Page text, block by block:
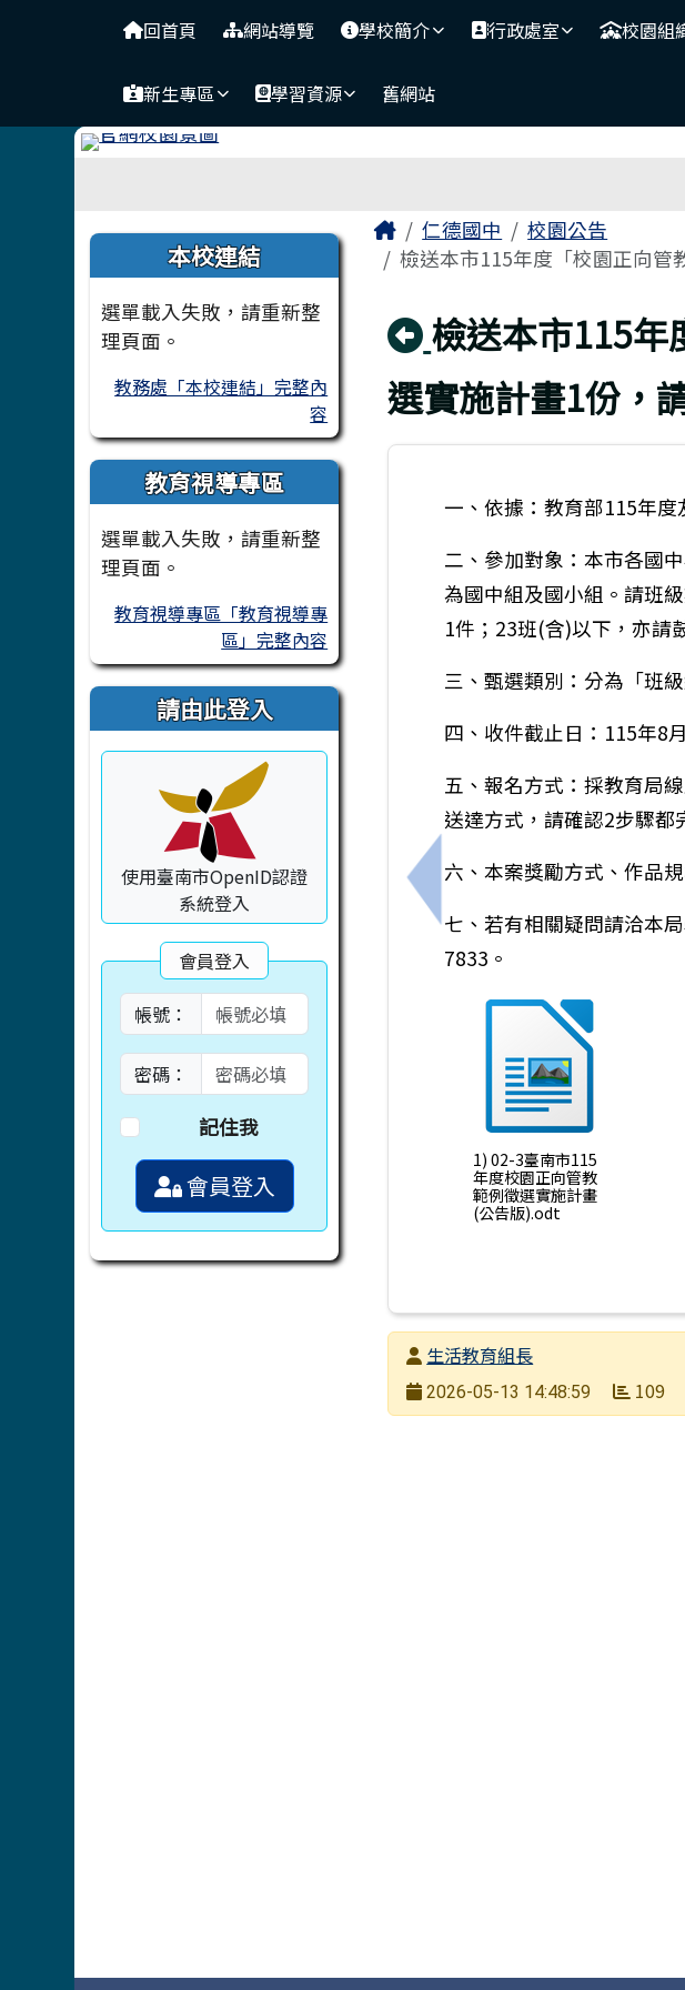
台南市仁德國中
回首頁 網站導覽 學校簡介 行政處室 校園組
新生專區 學習資源 舊網站
左邊區域內容
本校連結
選單載入失敗，請重新整
理頁面。
教務處「本校連結」完整內
容
教育視導專區
選單載入失敗，請重新整
理頁面。
教育視導專區「教育視導專
區」完整內容
請由此登入
使用臺南市OpenID認證
系統登入
會員登入
帳號：
密碼：
記住我
會員登入
主內容區域
Home仁德國中
校園公告
檢送本市115年度「校園正向管
回上頁
檢送本市115年
選實施計畫1份，
上一筆：轉知:財團法人成大
一、依據：教育部115年度
二、參加對象：本市各國
為國中組及國小組。請班
1件；23班(含)以下，亦請
三、甄選類別：分為「班
四、收件截止日：115年8
五、報名方式：採教育局
送達方式，請確認2步驟都
六、本案獎勵方式、作品
七、若有相關疑問請洽本
7833。
1) 02-3臺南市115
年度校園正向管教
範例徵選實施計畫
(公告版).odt
發布者生活教育組長
發布日期
2026-05-13 14:48:59 109
頁尾區域